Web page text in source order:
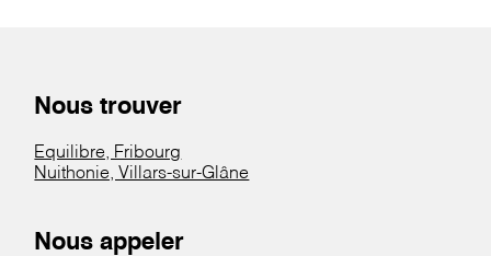
Nous trouver
Equilibre, Fribourg
Nuithonie, Villars-sur-Glâne
Nous appeler